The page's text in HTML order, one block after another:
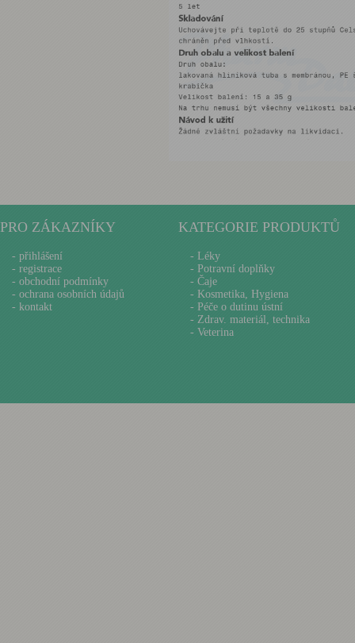
PRO ZÁKAZNÍKY
- přihlášení
- registrace
- obchodní podmínky
- ochrana osobních údajů
- kontakt
KATEGORIE PRODUKTŮ
- Léky
- Potravní doplňky
- Čaje
- Kosmetika, Hygiena
- Péče o dutinu ústní
- Zdrav. materiál, technika
- Veterina